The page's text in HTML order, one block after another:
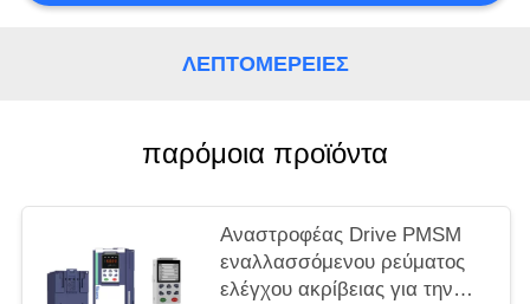
ΜΥΣΤΙΚΌΤΗΤΑΣ
ΛΕΠΤΟΜΈΡΕΙΕΣ
παρόμοια προϊόντα
Αναστροφέας Drive PMSM
εναλλασσόμενου ρεύματος
ελέγχου ακρίβειας για την